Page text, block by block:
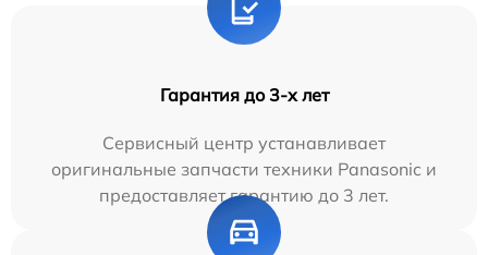
Гарантия до 3-х лет
Сервисный центр устанавливает
оригинальные запчасти техники Panasonic и
предоставляет гарантию до 3 лет.